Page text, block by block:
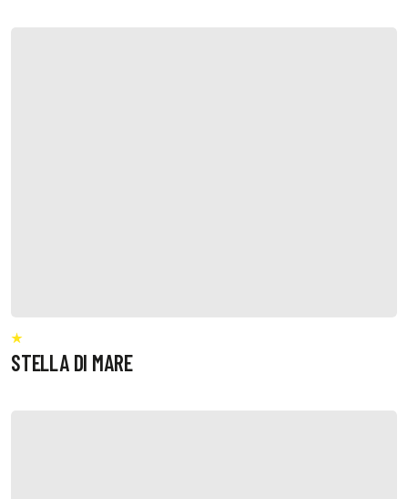
STELLA DI MARE